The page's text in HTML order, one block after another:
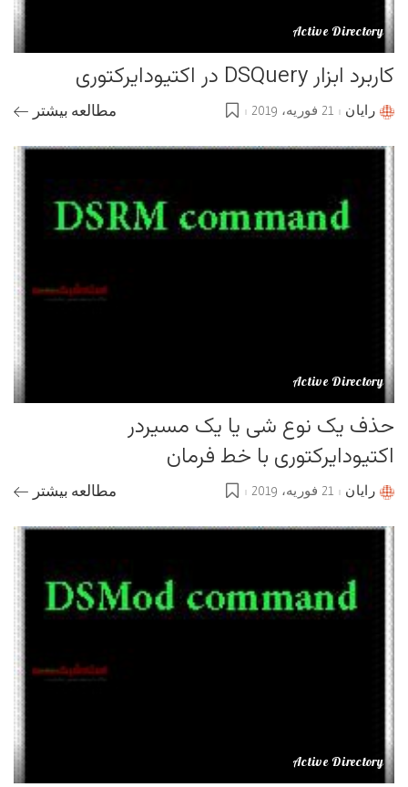
Active Directory
کاربرد ابزار DSQuery در اکتیودایرکتوری
Postedرایان 21 فوریه، 2019 مطالعه بیشتر
Active Directory
حذف یک نوع شی یا یک مسیردر
اکتیودایرکتوری با خط فرمان
Postedرایان 21 فوریه، 2019 مطالعه بیشتر
Active Directory